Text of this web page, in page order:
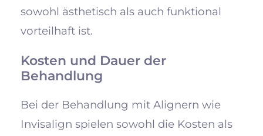
sowohl ästhetisch als auch funktional
vorteilhaft ist.
Kosten und Dauer der
Behandlung
Bei der Behandlung mit Alignern wie
Invisalign spielen sowohl die Kosten als